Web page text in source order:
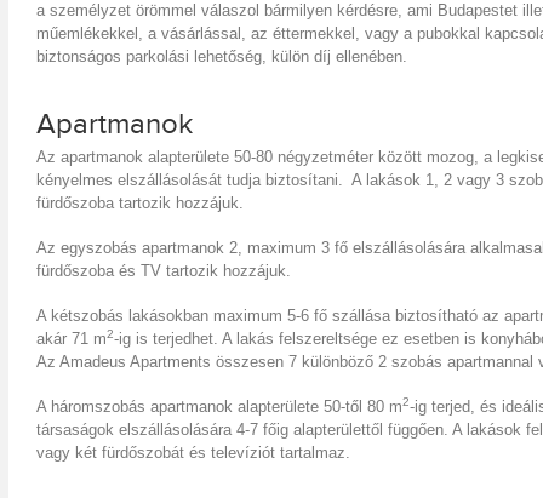
a személyzet örömmel válaszol bármilyen kérdésre, ami Budapestet
műemlékekkel, a vásárlással, az éttermekkel, vagy a pubokkal
biztonságos parkolási lehetőség, külön díj ellenében.
Apartmanok
Az apartmanok alapterülete 50-80 négyzetméter között mozog, a
kényelmes elszállásolását tudja biztosítani. A lakások 1, 2 vagy 3
fürdőszoba tartozik hozzájuk.
Az egyszobás apartmanok 2, maximum 3 fő elszállásolására
fürdőszoba és TV tartozik hozzájuk.
A kétszobás lakásokban maximum 5-6 fő szállása biztosítható az
akár 71 m2-ig is terjedhet. A lakás felszereltsége ez esetben is
Az Amadeus Apartments összesen 7 különböző 2 szobás apartmannal
A háromszobás apartmanok alapterülete 50-től 80 m2-ig terjed, és
társaságok elszállásolására 4-7 főig alapterülettől függően. A lakások
vagy két fürdőszobát és televíziót tartalmaz.